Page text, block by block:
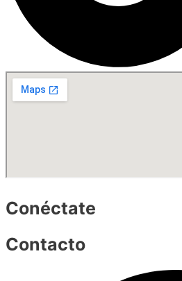
Conéctate
Contacto